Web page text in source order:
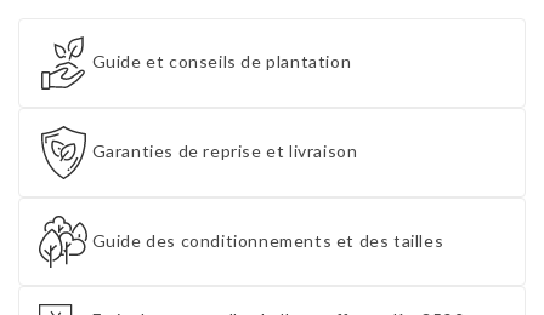
Guide et conseils de plantation
Garanties de reprise et livraison
Guide des conditionnements et des tailles